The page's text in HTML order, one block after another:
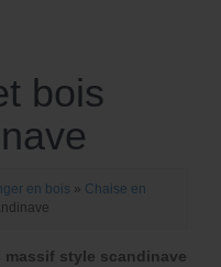
bois
en bois » Chaise en
style scandinave